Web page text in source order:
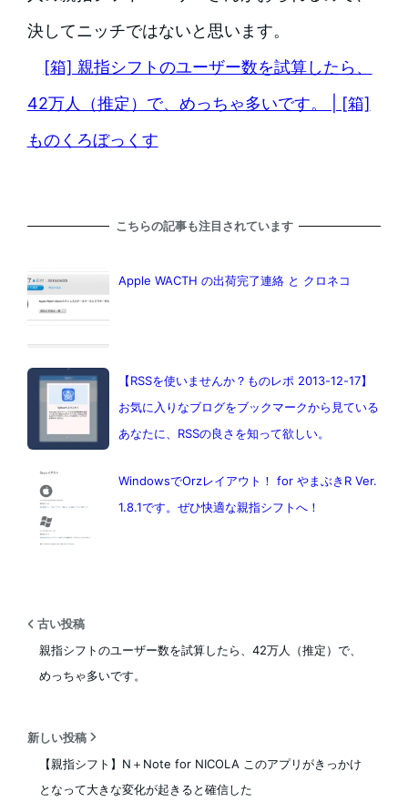
決してニッチではないと思います。
[箱] 親指シフトのユーザー数を試算したら、
42万人（推定）で、めっちゃ多いです。 | [箱]
ものくろぼっくす
こちらの記事も注目されています
Apple WACTH の出荷完了連絡 と クロネコ
【RSSを使いませんか？ものレポ 2013-12-17】
お気に入りなブログをブックマークから見ている
あなたに、RSSの良さを知って欲しい。
WindowsでOrzレイアウト！ for やまぶきR Ver.
1.8.1です。ぜひ快適な親指シフトへ！
古い投稿
親指シフトのユーザー数を試算したら、42万人（推定）で、
めっちゃ多いです。
新しい投稿
【親指シフト】N＋Note for NICOLA このアプリがきっかけ
となって大きな変化が起きると確信した